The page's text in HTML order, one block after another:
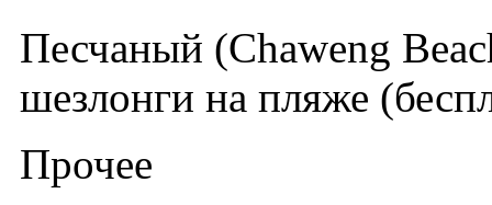
Песчаный (Chaweng
шезлонги на пляже
Прочее